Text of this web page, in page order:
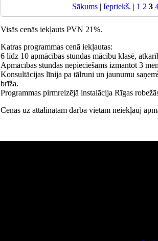
Sākums| Iepriekš. | 1 2 3
Visās cenās iekļauts PVN 21%.
Katras programmas cenā iekļautas:
6 līdz 10 apmācības stundas mācību klasē,
Apmācības stundas nepieciešams izmantot 3
Konsultācijas līnija pa tālruni un jaunumu
brīža.
Programmas pirmreizējā instalācija Rīgas
Cenas uz attālinātām darba vietām neiekļauj